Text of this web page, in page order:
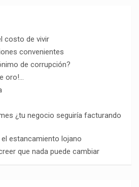
costo de vivir
convenientes
de corrupción?
oro!…
¿tu negocio seguiría facturando
estancamiento lojano
que nada puede cambiar